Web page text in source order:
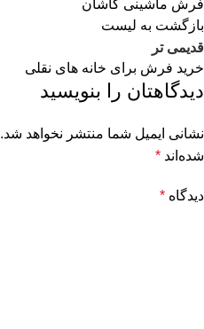
فرش ماشینی کاشان
بازگشت به لیست
قدیمی تر
خرید فرش برای خانه های نقلی
دیدگاهتان را بنویسید
نشانی ایمیل شما منتشر نخواهد شد.
شده‌اند *
دیدگاه *